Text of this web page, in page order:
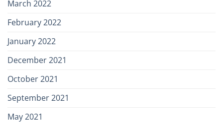
March 2022
February 2022
January 2022
December 2021
October 2021
September 2021
May 2021